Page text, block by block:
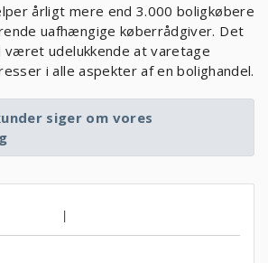
årligt mere end 3.000 boligkøbere
uafhængige køberrådgiver. Det
været udelukkende at varetage
i alle aspekter af en bolighandel.
siger om vores